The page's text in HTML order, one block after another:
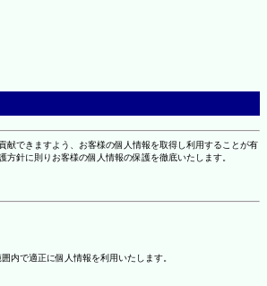
できますよう、お客様の個人情報を取得し利用することが有
針に則りお客様の個人情報の保護を徹底いたします。
内で適正に個人情報を利用いたします。